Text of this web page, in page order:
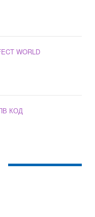
WORLD
КОД